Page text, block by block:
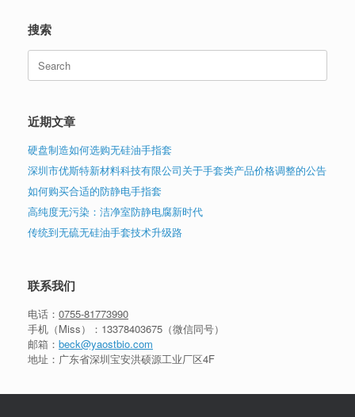
搜索
Search
for:
近期文章
硬盘制造如何选购无硅油手指套
深圳市优斯特新材料科技有限公司关于手套类产品价格调整的公告
如何购买合适的防静电手指套
高纯度无污染：洁净室防静电腐新时代
传统到无硫无硅油手套技术升级路
联系我们
电话： 0755-81773990
手机（Miss）： 13378403675 （微信同号）
邮箱： beck@yaostbio.com
地址：广东省深圳宝安洪硕源工业厂区4F